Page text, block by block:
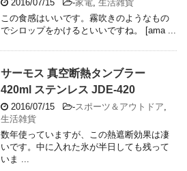
2016/07/15 -家電, 生活雑貨
この食感はいいです。霧吹きのようなもの
でシロップをかけるといいですね。 [ama ...
サーモス 真空断熱タンブラー
420ml ステンレス JDE-420
2016/07/15 -スポーツ＆アウトドア,
生活雑貨
数年使っていますが、この熱遮断効果は凄
いです。中に入れた氷が半日しても残って
いま ...